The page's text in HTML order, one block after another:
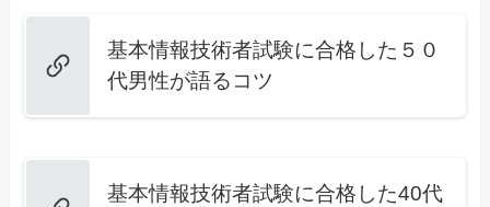
基本情報技術者試験に合格した５０
代男性が語るコツ
基本情報技術者試験に合格した40代